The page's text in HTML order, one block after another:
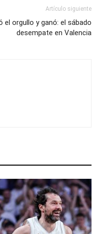
Artículo siguiente
el orgullo y ganó: el sábado
desempate en Valencia